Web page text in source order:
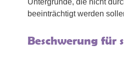
Untergründe, die nicht
beeinträchtigt werden
Beschwerung für